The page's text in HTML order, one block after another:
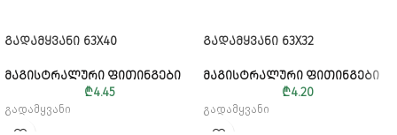
ᲒᲐᲓᲐᲛᲧᲕᲐᲜᲘ 63X40
ᲛᲐᲒᲘᲡᲢᲠᲐᲚᲣᲠᲘ ᲤᲘᲗᲘᲜᲒᲔᲑᲘ
₾4.45
გადამყვანი
ᲒᲐᲓᲐᲛᲧᲕᲐᲜᲘ 63X32
ᲛᲐᲒᲘᲡᲢᲠᲐᲚᲣᲠᲘ ᲤᲘᲗᲘᲜᲒᲔᲑᲘ
₾4.20
გადამყვანი